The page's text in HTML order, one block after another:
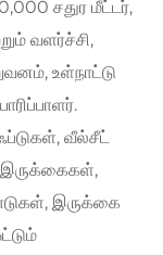
சதுர மீட்டர்,
வளர்ச்சி,
உள்நாட்டு
வீல்சீட்
இருக்கைகள்,
இருக்கை